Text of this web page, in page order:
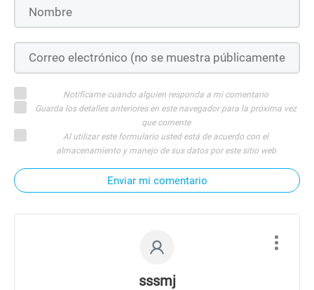
Notifícame cuando alguien responda a mi comentario
Guarda los detalles anteriores en este navegador para la próxima vez
que comente
Al utilizar este formulario usted está de acuerdo con el
almacenamiento y manejo de sus datos por este sitio web
Enviar mi comentario
sssmj